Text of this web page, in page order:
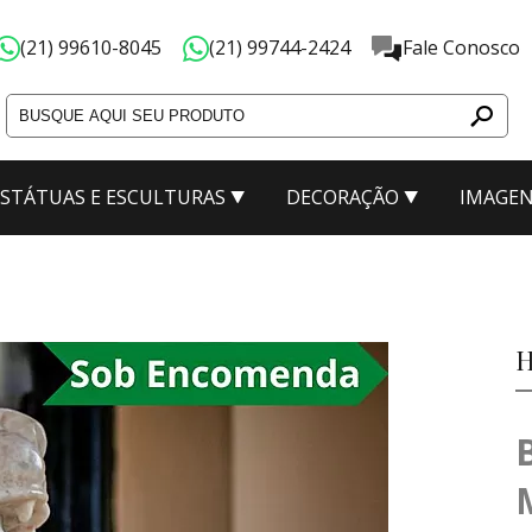
(21) 99610-8045 (21) 99744-2424 Fale Conosco
E ESCULTURAS DECORAÇÃO